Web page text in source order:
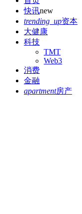
快讯new
trending_up资本
大健康
科技
TMT
Web3
消费
金融
apartment房产